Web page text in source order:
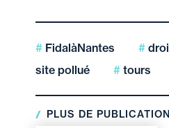
FidalàNantes
site pollué
tours
PLUS DE